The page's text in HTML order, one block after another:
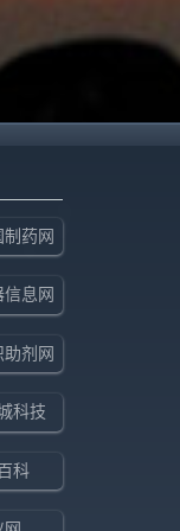
制药网
信息网
助剂网
科技
科